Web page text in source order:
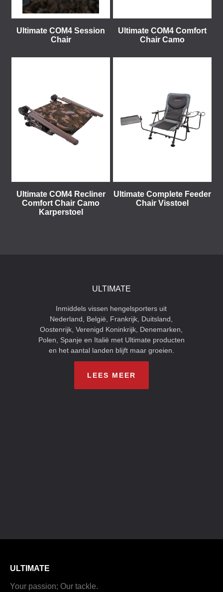
Ultimate COM4 Session
Chair
Ultimate COM4 Comfort
Chair Camo
Ultimate COM4 Recliner
Comfort Chair Camo
Karperstoel
Ultimate Complete Feeder
Chair Visstoel
ULTIMATE
Inmiddels vissen hengelsporters uit
Nederland, België, Frankrijk, Duitsland,
Oostenrijk, Verenigd Koninkrijk, Denemarken,
Polen, Spanje en Italië met Ultimate producten
en het aantal landen blijft maar groeien.
LEES MEER
ULTIMATE
Your passion; Our tackle.